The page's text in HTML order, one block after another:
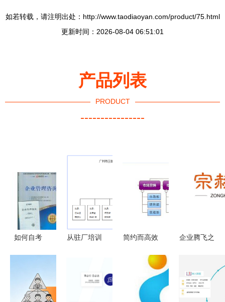
如若转载，请注明出处：http://www.taodiaoyan.com/product/75.html
更新时间：2026-08-04 06:51:01
产品列表
PRODUCT
----------------
如何自考
书物尽其用
——必过亚
从驻厂培训
能制造型企
简约而高效
理系统的构
建设想
企业腾飞之
业之尺量度
转型之路？